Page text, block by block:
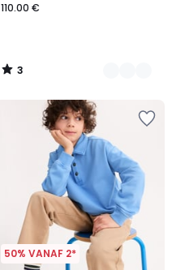
110.00 €
3
/
50% VANAF 2*